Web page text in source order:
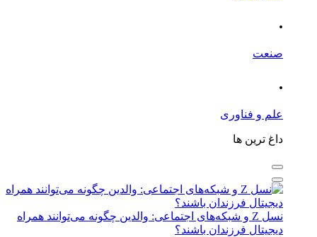
.
صنعت
.
علم و فناوری
داغ ترین ها
نسل Z و شبکه‌های اجتماعی: والدین چگونه می‌توانند همراه
دیجیتال فرزندان باشند؟